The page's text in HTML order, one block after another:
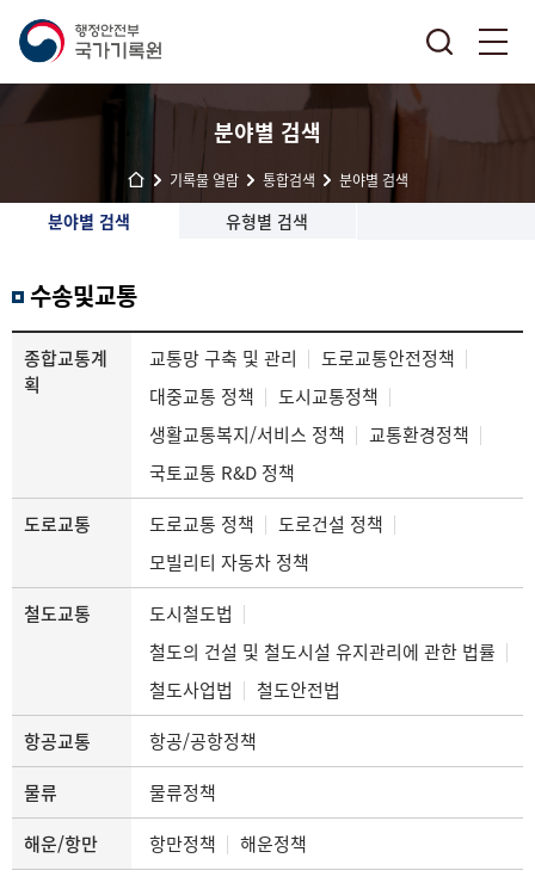
분야별 검색
기록물 열람 통합검색 분야별 검색
분야별 검색 유형별 검색
수송및교통
종합교통계
획
교통망 구축 및 관리
도로교통안전정책
대중교통 정책
도시교통정책
생활교통복지/서비스 정책
교통환경정책
국토교통 R&D 정책
도로교통
도로교통 정책
도로건설 정책
모빌리티 자동차 정책
철도교통
도시철도법
철도의 건설 및 철도시설 유지관리에 관한 법률
철도사업법
철도안전법
항공교통
항공/공항정책
물류
물류정책
해운/항만
항만정책 해운정책